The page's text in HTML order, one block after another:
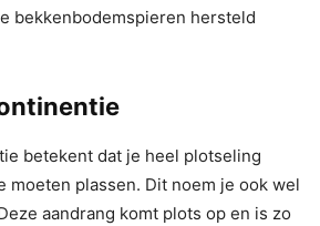
bekkenbodemspieren hersteld
betekent dat je heel plotseling
moeten plassen. Dit noem je ook wel
aandrang komt plots op en is zo